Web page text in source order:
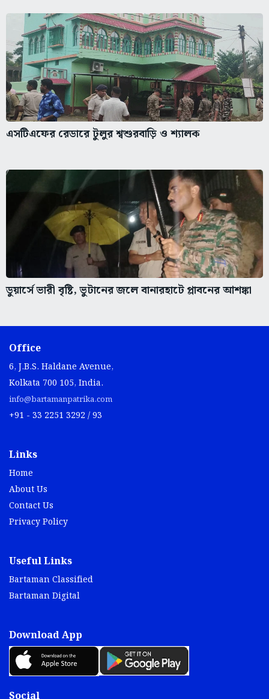
এসটিএফের রেডারে টুলুর শ্বশুরবাড়ি ও শ্যালক
ডুয়ার্সে ভারী বৃষ্টি, ভুটানের জলে বানারহাটে প্লাবনের আশঙ্কা
Office
6, J.B.S. Haldane Avenue,
Kolkata 700 105, India.
info@bartamanpatrika.com
+91 - 33 2251 3292 / 93
Links
Home
About Us
Contact Us
Privacy Policy
Useful Links
Bartaman Classified
Bartaman Digital
Download App